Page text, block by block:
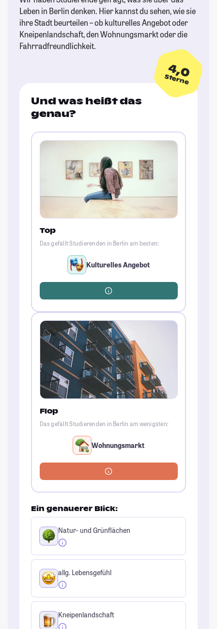
Leben in Berlin denken. Hier kannst du sehen, wie sie
ihre Stadt beurteilen – ob kulturelles Angebot oder
Kneipenlandschaft, den Wohnungsmarkt oder die
Fahrradfreundlichkeit.
4,0
Sterne
Und was heißt das
genau?
Top
Das gefällt Studierenden in Berlin am besten:
Kulturelles Angebot
Flop
Das gefällt Studierenden in Berlin am wenigsten:
Wohnungsmarkt
Ein genauerer Blick:
Natur- und Grünflächen
allg. Lebensgefühl
Kneipenlandschaft